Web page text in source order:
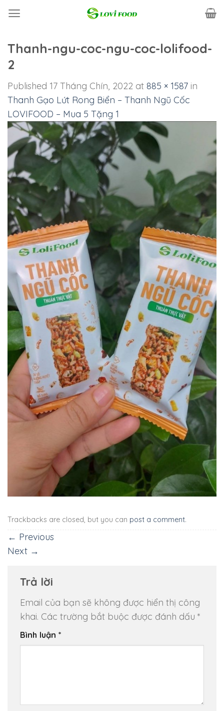
Thanh-ngu-coc-ngu-coc-lolifood-
2
Published 17 Tháng Chín, 2022 at 885 × 1587 in
Thanh Gạo Lứt Rong Biển – Thanh Ngũ Cốc
LOVIFOOD – Mua 5 Tặng 1
Trackbacks are closed, but you can post a comment.
← Previous
Next →
Trả lời
Email của bạn sẽ không được hiển thị công
khai. Các trường bắt buộc được đánh dấu *
Bình luận *